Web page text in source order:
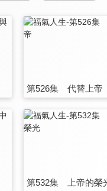
第526集 代替上帝
第532集 上帝的榮